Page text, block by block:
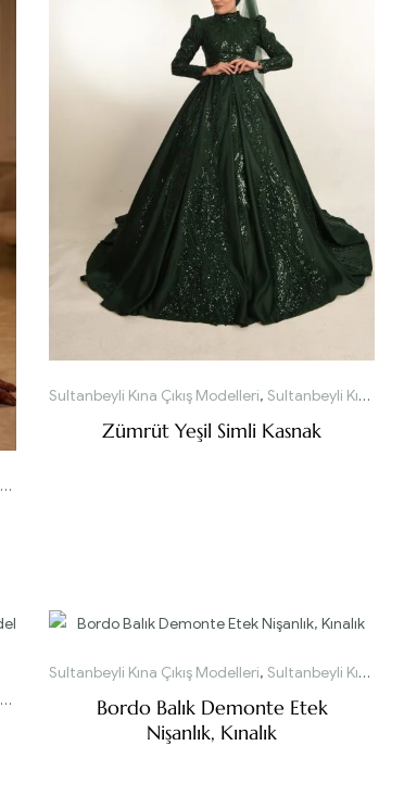
Sultanbeyli Kına Çıkış Modelleri, Sultanbeyli Kınalık Modelleri
Zümrüt Yeşil Simli Kasnak
Sultanbeyli Kına Çıkış Modelleri, Sultanbeyli Kınalık Modelleri
Bordo Balık Demonte Etek
Nişanlık, Kınalık